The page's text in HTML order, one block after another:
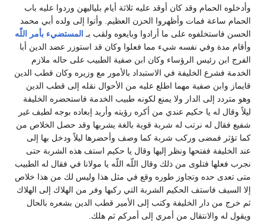
وأدخلوه الحمام وقد كان أوقد عليه ثلاثة أيام بلياليهن وردوا عليه باب
الحمام ساعة فمات وأظهروا الحزن العظيم. وأتوا إلى ولده أبي محمد
الحسن فاستخلفوه على ما أرادوا وبايعوه ولقب بـ المستضيء بأمر اللّه
وأقام مدة وفي نفسه شيء مما فعلوا وكان قد استوزر عضد الدين أبا
الفرج ابن رئيس الرؤساء وكان ابن صفية الطبيب على حاله ملازم
الخدمة فشرع الخليفة في الاستبداد بالأمور مع وزيره وكان قطب الدين
قايماز وابن صفية مهما اطلع عليه من الأحوال نقله إلى قطب الدين
وهو متردد إلى الدار ولا يمنع لكونه طبيب الخدمة فاستحضره الخليفة
ليلاً وقال له يا حكيم عندي من أكره رؤيته وأريد إبعاده بوجه لطيف غير
شفيع فقال له نرتب له شربة قوية بالغة يشربها وقد حصل الخلاص من
كما تؤثر فمضى وركب شربة كما وصف وأحضرها ليلاً ودخل بها إلى
عند الخليفة ففتحها ونظر إليها وقال يا حكيم استف هذه الشربة حتى
نجرب فعلها فتلوى من ذلك وقال اللّه اللّه يا مولانا في فقال له الطبيب
متى تعدى حده وتجاوز طوره وقع في مثل هذا وليس لك من هذا خلاص
إلا السيف فاستف الحكيم الشربة التي ركبها وفر من الهلاك إلى الهلاك
ثم خرج من دار الخليفة وكتب إلى الأمير قطب الدين بشعره بالحال
ويقول له والانتقال من أمري إلى أمركم ثم هلك‏.‏